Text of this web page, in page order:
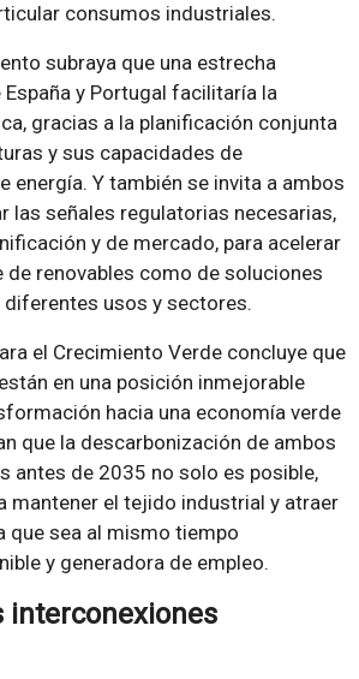
consumos industriales.
subraya que una estrecha
y Portugal facilitaría la
gracias a la planificación conjunta
y sus capacidades de
energía. Y también se invita a ambos
las señales regulatorias necesarias,
y de mercado, para acelerar
de renovables como de soluciones
usos y sectores.
el Crecimiento Verde concluye que
en una posición inmejorable
hacia una economía verde
que la descarbonización de ambos
antes de 2035 no solo es posible,
mantener el tejido industrial y atraer
que sea al mismo tiempo
y generadora de empleo.
interconexiones